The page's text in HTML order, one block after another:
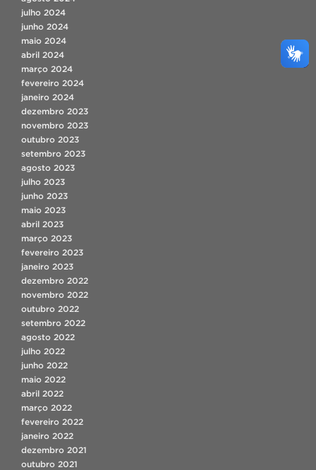
julho 2024
junho 2024
maio 2024
abril 2024
março 2024
fevereiro 2024
janeiro 2024
dezembro 2023
novembro 2023
outubro 2023
setembro 2023
agosto 2023
julho 2023
junho 2023
maio 2023
abril 2023
março 2023
fevereiro 2023
janeiro 2023
dezembro 2022
novembro 2022
outubro 2022
setembro 2022
agosto 2022
julho 2022
junho 2022
maio 2022
abril 2022
março 2022
fevereiro 2022
janeiro 2022
dezembro 2021
outubro 2021